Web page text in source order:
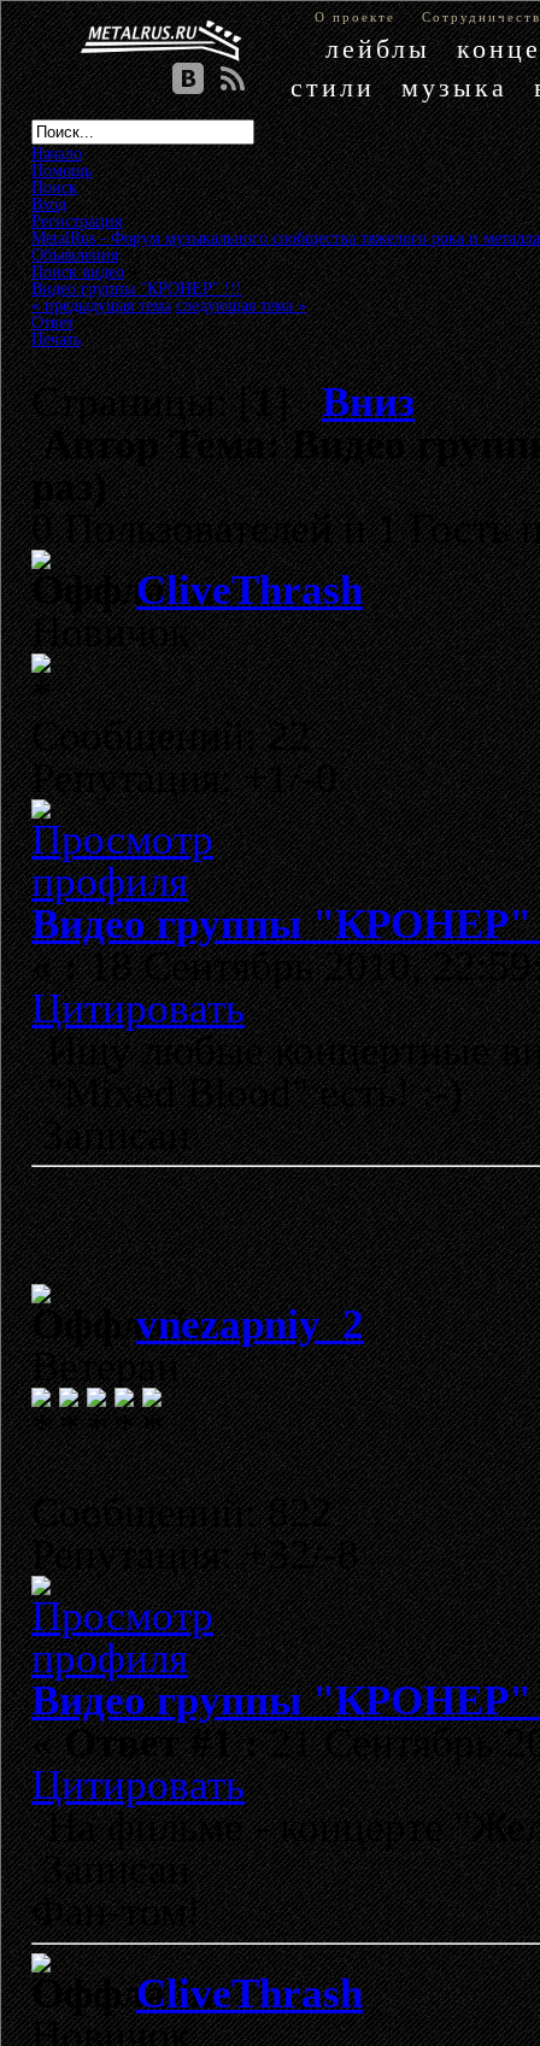
О проекте
лейблы
стили
музыка
Начало
Помощь
Поиск
Вход
Регистрация
MetalRus - Форум музыкального сообщества тяжелого рока и металла
Объявления»
Поиск видео»
Видео группы "КРОНЕР" !!!
« предыдущая тема следующая тема »
Ответ
Печать
Страницы: [1]Вниз
АвторТема: Видео
раз)
0 Пользователей и 1 Гость
CliveThrash
Новичок
Сообщений: 22
Репутация: +1/-0
Видео группы
«:18 Сентябрь 2010,
Цитировать
Ищу любые концертные
"Mixed Blood" есть! :-)
Записан
vnezapniy_2
Ветеран
Сообщений: 822
Репутация: +32/-8
Видео группы
«Ответ #1 :21 Сентябрь
Цитировать
На фильме - концерте
Записан
Фан-том!
CliveThrash
Новичок